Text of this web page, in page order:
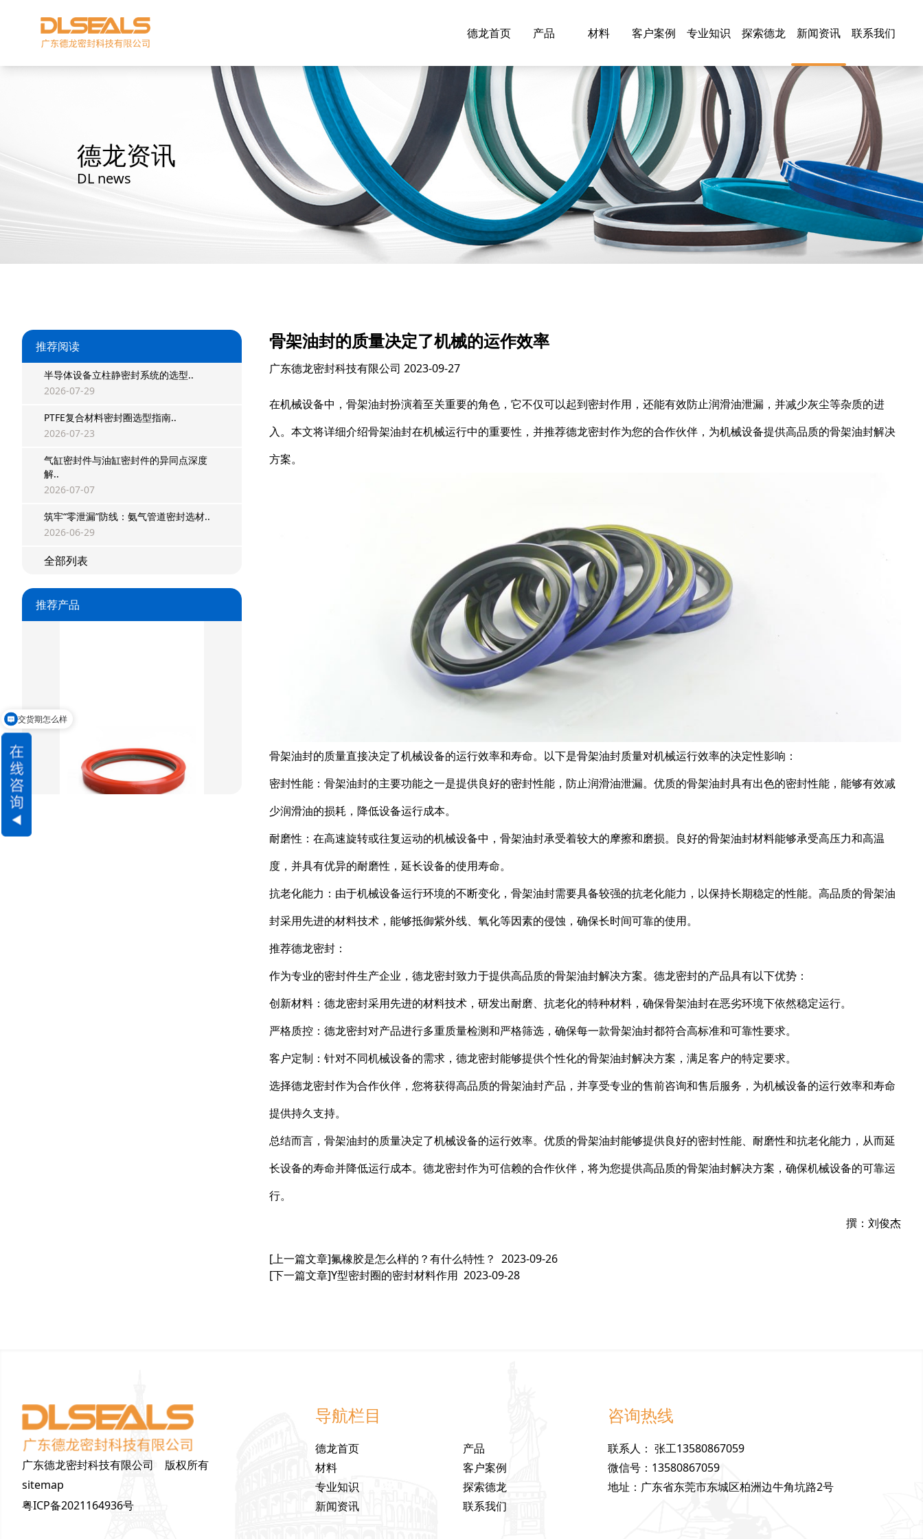
德龙首页 产品 材料 客户案例 专业知识 探索德龙 新闻资讯 联系我们
德龙资讯
DL news
推荐阅读
半导体设备立柱静密封系统的选型..
2026-07-29
PTFE复合材料密封圈选型指南..
2026-07-23
气缸密封件与油缸密封件的异同点深度
解..
2026-07-07
筑牢“零泄漏”防线：氨气管道密封选材..
2026-06-29
全部列表
推荐产品
阶梯组合封
星型双O组合
阶梯组合封
骨架油封的质量决定了机械的运作效率
广东德龙密封科技有限公司 2023-09-27
在机械设备中，骨架油封扮演着至关重要的角色，它不仅可以起到密封作用，还能有效防止润滑油泄漏，并减少灰尘等杂质的进
入。本文将详细介绍骨架油封在机械运行中的重要性，并推荐德龙密封作为您的合作伙伴，为机械设备提供高品质的骨架油封解决
方案。
骨架油封的质量直接决定了机械设备的运行效率和寿命。以下是骨架油封质量对机械运行效率的决定性影响：
密封性能：骨架油封的主要功能之一是提供良好的密封性能，防止润滑油泄漏。优质的骨架油封具有出色的密封性能，能够有效减
少润滑油的损耗，降低设备运行成本。
耐磨性：在高速旋转或往复运动的机械设备中，骨架油封承受着较大的摩擦和磨损。良好的骨架油封材料能够承受高压力和高温
度，并具有优异的耐磨性，延长设备的使用寿命。
抗老化能力：由于机械设备运行环境的不断变化，骨架油封需要具备较强的抗老化能力，以保持长期稳定的性能。高品质的骨架油
封采用先进的材料技术，能够抵御紫外线、氧化等因素的侵蚀，确保长时间可靠的使用。
推荐德龙密封：
作为专业的密封件生产企业，德龙密封致力于提供高品质的骨架油封解决方案。德龙密封的产品具有以下优势：
创新材料：德龙密封采用先进的材料技术，研发出耐磨、抗老化的特种材料，确保骨架油封在恶劣环境下依然稳定运行。
严格质控：德龙密封对产品进行多重质量检测和严格筛选，确保每一款骨架油封都符合高标准和可靠性要求。
客户定制：针对不同机械设备的需求，德龙密封能够提供个性化的骨架油封解决方案，满足客户的特定要求。
选择德龙密封作为合作伙伴，您将获得高品质的骨架油封产品，并享受专业的售前咨询和售后服务，为机械设备的运行效率和寿命
提供持久支持。
总结而言，骨架油封的质量决定了机械设备的运行效率。优质的骨架油封能够提供良好的密封性能、耐磨性和抗老化能力，从而延
长设备的寿命并降低运行成本。德龙密封作为可信赖的合作伙伴，将为您提供高品质的骨架油封解决方案，确保机械设备的可靠运
行。
撰：刘俊杰
[上一篇文章]氟橡胶是怎么样的？有什么特性？ 2023-09-26
[下一篇文章]Y型密封圈的密封材料作用 2023-09-28
广东德龙密封科技有限公司 版权所有
sitemap
粤ICP备2021164936号
导航栏目
德龙首页
产品
材料
客户案例
专业知识
探索德龙
新闻资讯
联系我们
咨询热线
联系人 ：张工13580867059
微信号 ： 13580867059
地址 ： 广东省东莞市东城区柏洲边牛角坑路2号
请问可以定制吗